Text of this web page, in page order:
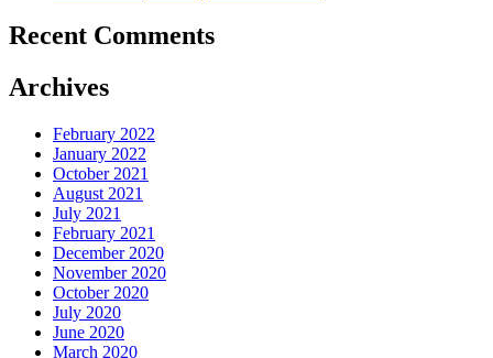
Recent Comments
Archives
February 2022
January 2022
October 2021
August 2021
July 2021
February 2021
December 2020
November 2020
October 2020
July 2020
June 2020
March 2020